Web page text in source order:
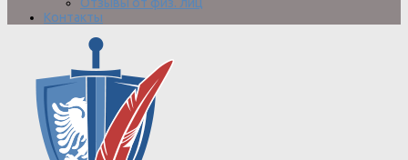
Отзывы от физ. лиц
Контакты